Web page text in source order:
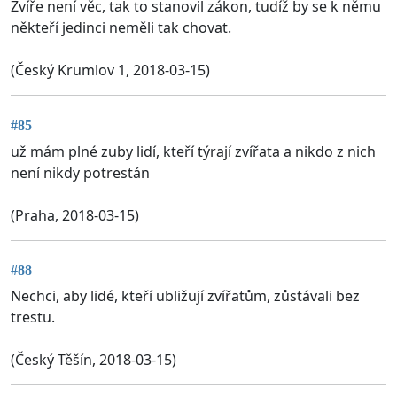
Zvíře není věc, tak to stanovil zákon, tudíž by se k němu
někteří jedinci neměli tak chovat.
(Český Krumlov 1, 2018-03-15)
#85
už mám plné zuby lidí, kteří týrají zvířata a nikdo z nich
není nikdy potrestán
(Praha, 2018-03-15)
#88
Nechci, aby lidé, kteří ubližují zvířatům, zůstávali bez
trestu.
(Český Těšín, 2018-03-15)